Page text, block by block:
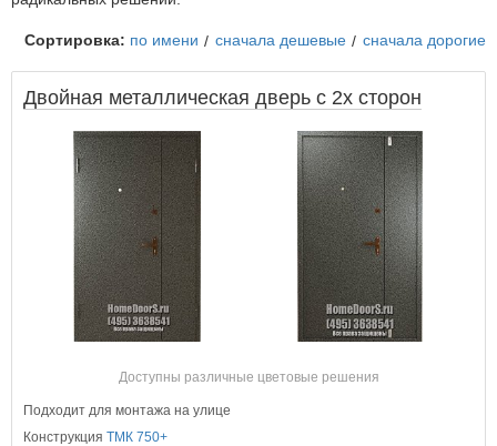
Сортировка: по имени сначала дешевые сначала дорогие
Двойная металлическая дверь с 2х сторон
Доступны различные цветовые решения
Подходит для монтажа на улице
КонструкцияТМК 750+